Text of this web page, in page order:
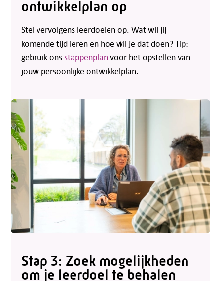
Telefoon:
088 - 329 20 70
Adviesgesprek
Contactformulier
ontwikkelplan op
Stel vervolgens leerdoelen op. Wat wil jij
komende tijd leren en hoe wil je dat doen? Tip:
gebruik ons stappenplanvoor het opstellen van
jouw persoonlijke ontwikkelplan.
Stap 3: Zoek mogelijkheden
om je leerdoel te behalen